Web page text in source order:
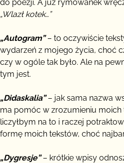
do poezji. A już rymowanek
„Wlazł kotek…”
„Autogram”– to oczywiście
wydarzeń z mojego życia, choć
czy w ogóle tak było. Ale na
tym jest.
„Didaskalia”– jak sama nazwa
ma pomóc w zrozumieniu moich
liczyłbym na to i raczej
formę moich tekstów, choć
„Dygresje”– krótkie wpisy